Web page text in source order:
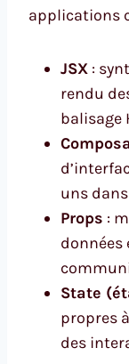
applications
JSX :
rendu
balisage
uns
Props :
données
State
propres
des